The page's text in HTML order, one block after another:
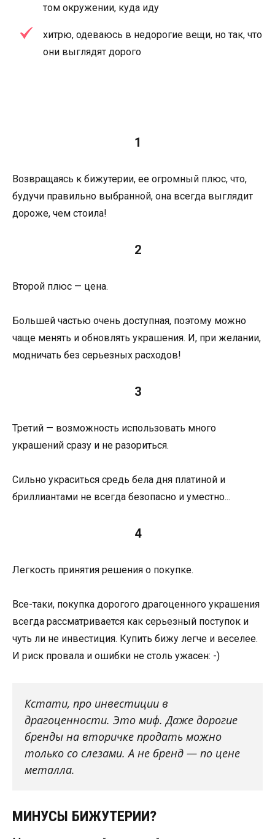
том окружении, куда иду
хитрю, одеваюсь в недорогие вещи, но так, что
они выглядят дорого
1
Возвращаясь к бижутерии, ее огромный плюс, что,
будучи правильно выбранной, она всегда выглядит
дороже, чем стоила!
2
Второй плюс — цена.
Большей частью очень доступная, поэтому можно
чаще менять и обновлять украшения. И, при желании,
модничать без серьезных расходов!
3
Третий — возможность использовать много
украшений сразу и не разориться.
Сильно украситься средь бела дня платиной и
бриллиантами не всегда безопасно и уместно...
4
Легкость принятия решения о покупке.
Все-таки, покупка дорогого драгоценного украшения
всегда рассматривается как серьезный поступок и
чуть ли не инвестиция. Купить бижу легче и веселее.
И риск провала и ошибки не столь ужасен: -)
Кстати, про инвестиции в
драгоценности. Это миф. Даже дорогие
бренды на вторичке продать можно
только со слезами. А не бренд — по цене
металла.
МИНУСЫ БИЖУТЕРИИ?